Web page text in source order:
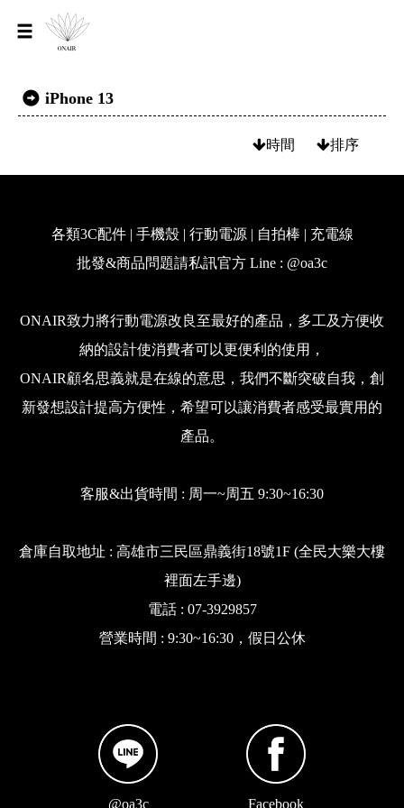
iPhone 13
時間 排序
各類3C配件 | 手機殼 | 行動電源 | 自拍棒 | 充電線
批發&商品問題請私訊官方 Line : @oa3c
ONAIR致力將行動電源改良至最好的產品，多工及方便收
納的設計使消費者可以更便利的使用，
ONAIR顧名思義就是在線的意思，我們不斷突破自我，創
新發想設計提高方便性，希望可以讓消費者感受最實用的
產品。
客服&出貨時間 : 周一~周五 9:30~16:30
倉庫自取地址 : 高雄市三民區鼎義街18號1F (全民大樂大樓
裡面左手邊)
電話 : 07-3929857
營業時間 : 9:30~16:30，假日公休
@oa3c Facebook